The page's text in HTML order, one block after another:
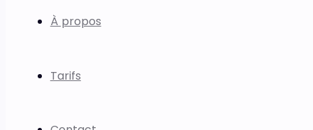
À propos
Tarifs